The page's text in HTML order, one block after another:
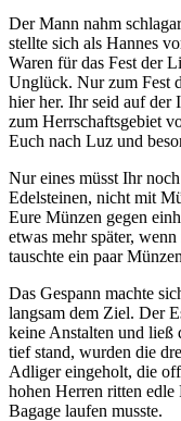
Der Mann nahm
stellte sich als Hannes
Waren für das Fest der
Unglück. Nur zum Fest
hier her. Ihr seid auf der
zum Herrschaftsgebiet
Euch nach Luz und
Nur eines müsst Ihr
Edelsteinen, nicht mit
Eure Münzen gegen
etwas mehr später,
tauschte ein paar
Das Gespann machte
langsam dem Ziel. Der
keine Anstalten und ließ
tief stand, wurden die
Adliger eingeholt, die
hohen Herren ritten edle
Bagage laufen musste.